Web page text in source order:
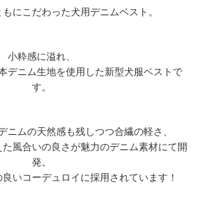
にこだわった犬用デニムベスト。
小粋感に溢れ、
デニム生地を使用した新型犬服ベストで
す。
ニムの天然感も残しつつ合繊の軽さ、
風合いの良さが魅力のデニム素材にて開
発。
いコーデュロイに採用されています！